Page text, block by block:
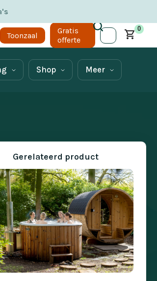
Toonzaal
Gratis
offerte
0
Shop Meer
Gerelateerd product